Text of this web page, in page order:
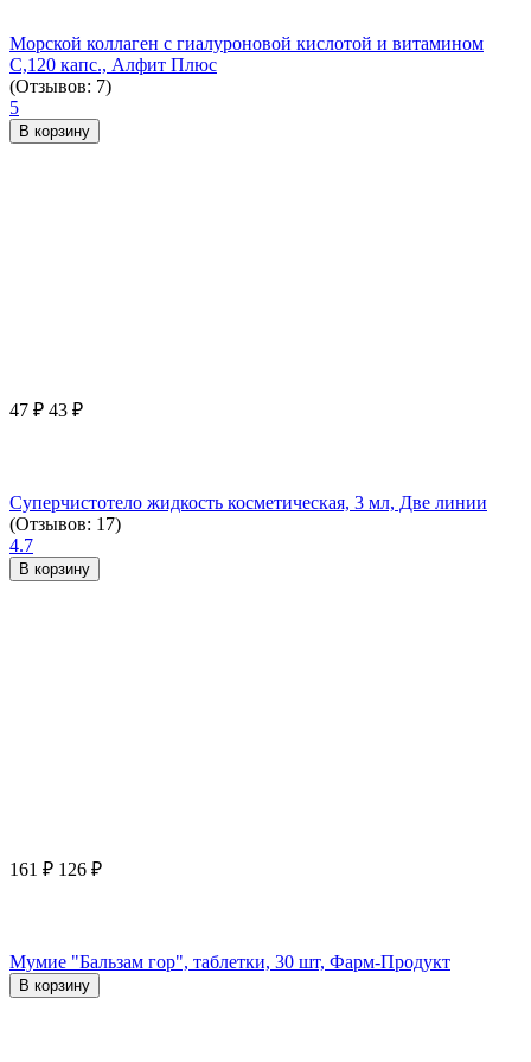
Морской коллаген с гиалуроновой кислотой и витамином
С,120 капс., Алфит Плюс
(Отзывов: 7)
5
В корзину
47 ₽ 43 ₽
Суперчистотело жидкость косметическая, 3 мл, Две линии
(Отзывов: 17)
4.7
В корзину
161 ₽ 126 ₽
Мумие "Бальзам гор", таблетки, 30 шт, Фарм-Продукт
В корзину